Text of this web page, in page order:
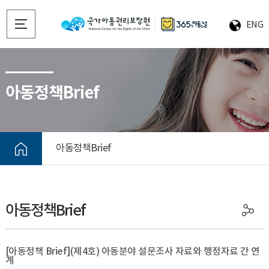
ENG
아동정책Brief
아동정책Brief
아동정책Brief
[아동정책 Brief](제4호) 아동분야 설문조사 자료와 행정자료 간 연
계